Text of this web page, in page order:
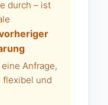
durch – ist
Anfrage,
flexibel und